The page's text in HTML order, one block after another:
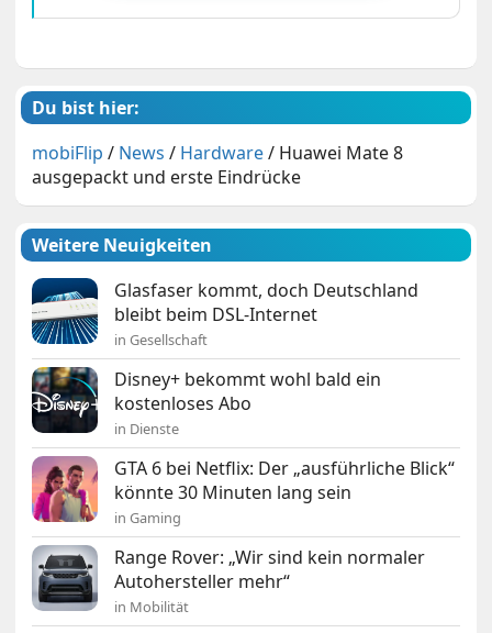
Du bist hier:
mobiFlip / News / Hardware/ Huawei Mate 8
ausgepackt und erste Eindrücke
Weitere Neuigkeiten
Glasfaser kommt, doch Deutschland
bleibt beim DSL-Internet
in Gesellschaft
Disney+ bekommt wohl bald ein
kostenloses Abo
in Dienste
GTA 6 bei Netflix: Der „ausführliche Blick“
könnte 30 Minuten lang sein
in Gaming
Range Rover: „Wir sind kein normaler
Autohersteller mehr“
in Mobilität